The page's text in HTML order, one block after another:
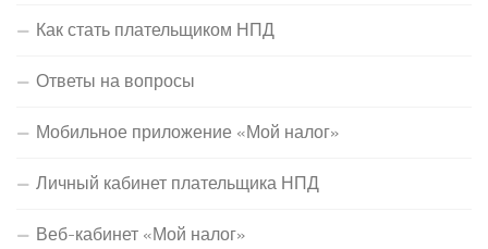
Как стать плательщиком НПД
Ответы на вопросы
Мобильное приложение «Мой налог»
Личный кабинет плательщика НПД
Веб-кабинет «Мой налог»